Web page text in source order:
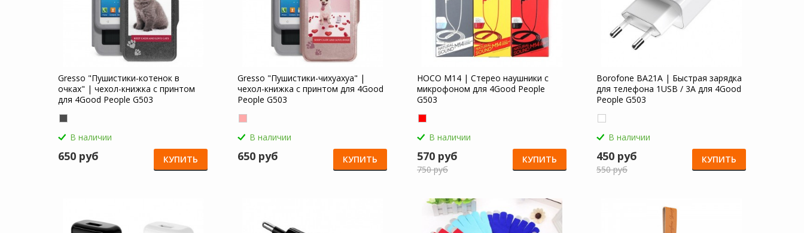
Gresso "Пушистики-котенок в
очках" | чехол-книжка с принтом
для 4Good People G503
В наличии
650 руб КУПИТЬ
Gresso "Пушистики-чихуахуа" |
чехол-книжка с принтом для 4Good
People G503
В наличии
650 руб КУПИТЬ
HOCO M14 | Стерео наушники с
микрофоном для 4Good People
G503
В наличии
570 руб
750 руб
КУПИТЬ
Borofone BA21A | Быстрая зарядка
для телефона 1USB / 3A для 4Good
People G503
В наличии
450 руб
550 руб
КУПИТЬ